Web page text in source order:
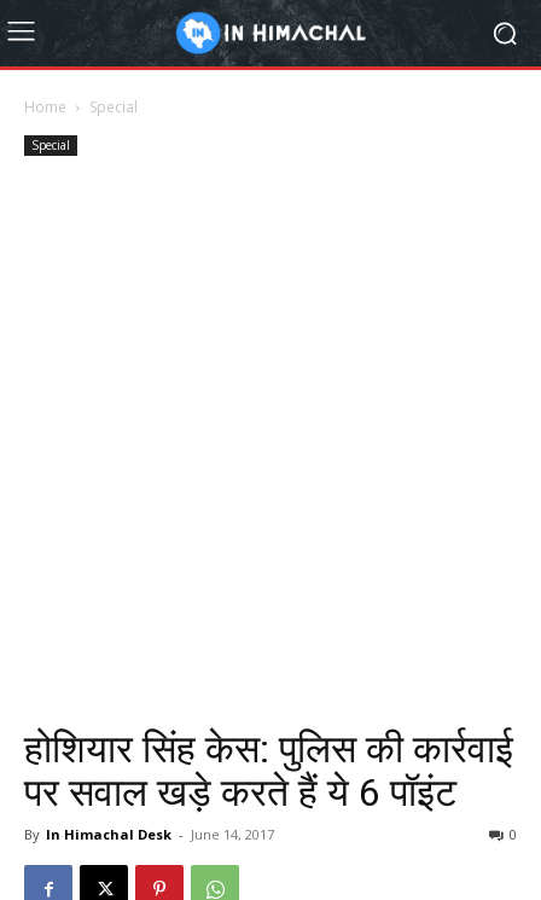
Home Special
Special
होशियार सिंह केस: पुलिस की कार्रवाई
पर सवाल खड़े करते हैं ये 6 पॉइंट
By In Himachal Desk - June 14, 2017 0